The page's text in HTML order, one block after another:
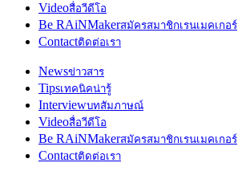
Videoสื่อวีดีโอ
Be RAiNMakerสมัครสมาชิกเรนเมคเกอร์
Contactติดต่อเรา
Newsข่าวสาร
Tipsเทคนิคน่ารู้
Interviewบทสัมภาษณ์
Videoสื่อวีดีโอ
Be RAiNMakerสมัครสมาชิกเรนเมคเกอร์
Contactติดต่อเรา